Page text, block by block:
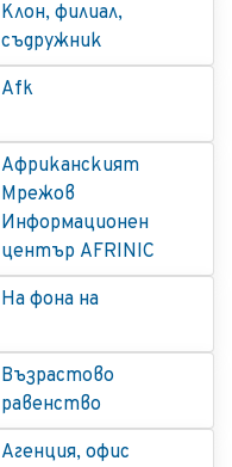
Клон, филиал,
съдружник
Afk
Африканският
Мрежов
Информационен
център AFRINIC
На фона на
Възрастово
равенство
Агенция, офис